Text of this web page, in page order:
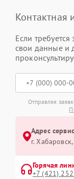
Контактная
Если требуется
свои данные и
Отправляя
Адрес
г.
Горячая
+7 (421)